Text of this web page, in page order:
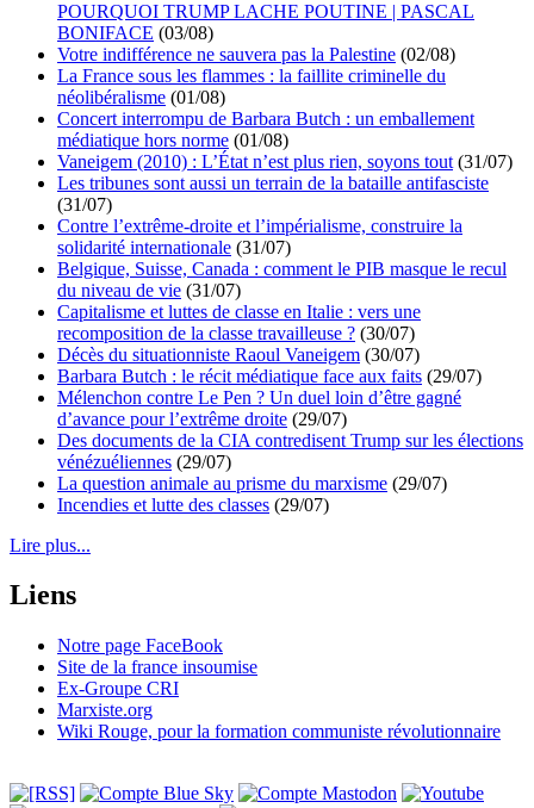
POURQUOI TRUMP LACHE POUTINE | PASCAL
BONIFACE (03/08)
Votre indifférence ne sauvera pas la Palestine (02/08)
La France sous les flammes : la faillite criminelle du
néolibéralisme (01/08)
Concert interrompu de Barbara Butch : un emballement
médiatique hors norme (01/08)
Vaneigem (2010) : L’État n’est plus rien, soyons tout (31/07)
Les tribunes sont aussi un terrain de la bataille antifasciste
(31/07)
Contre l’extrême-droite et l’impérialisme, construire la
solidarité internationale (31/07)
Belgique, Suisse, Canada : comment le PIB masque le recul
du niveau de vie (31/07)
Capitalisme et luttes de classe en Italie : vers une
recomposition de la classe travailleuse ? (30/07)
Décès du situationniste Raoul Vaneigem (30/07)
Barbara Butch : le récit médiatique face aux faits (29/07)
Mélenchon contre Le Pen ? Un duel loin d’être gagné
d’avance pour l’extrême droite (29/07)
Des documents de la CIA contredisent Trump sur les élections
vénézuéliennes (29/07)
La question animale au prisme du marxisme (29/07)
Incendies et lutte des classes (29/07)
Lire plus...
Liens
Notre page FaceBook
Site de la france insoumise
Ex-Groupe CRI
Marxiste.org
Wiki Rouge, pour la formation communiste révolutionnaire